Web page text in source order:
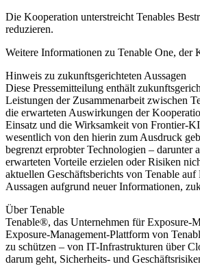
Die Kooperation unterstreicht Tenables
reduzieren.
Weitere Informationen zu Tenable One, der
Hinweis zu zukunftsgerichteten Aussagen
Diese Pressemitteilung enthält
Leistungen der Zusammenarbeit zwischen
die erwarteten Auswirkungen der
Einsatz und die Wirksamkeit von Frontier-
wesentlich von den hierin zum Ausdruck
begrenzt erprobter Technologien –
erwarteten Vorteile erzielen oder Risiken
aktuellen Geschäftsberichts von Tenable
Aussagen aufgrund neuer Informationen,
Über Tenable
Tenable®, das Unternehmen für Exposure-
Exposure-Management-Plattform von
zu schützen – von IT-Infrastrukturen über
darum geht, Sicherheits- und